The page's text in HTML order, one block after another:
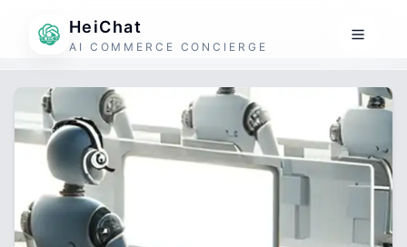
HeiChat
AI COMMERCE CONCIERGE